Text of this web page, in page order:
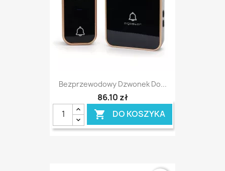
Bezprzewodowy Dzwonek Do...
86,10 zł
 DO KOSZYKA